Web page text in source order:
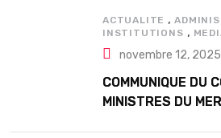
ACTUALITE ,
INSTITUTIONS ,
novembre 12, 2025
COMMUNIQUE DU
MINISTRES DU